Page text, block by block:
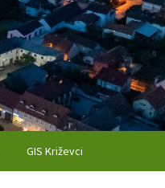
GIS Križevci